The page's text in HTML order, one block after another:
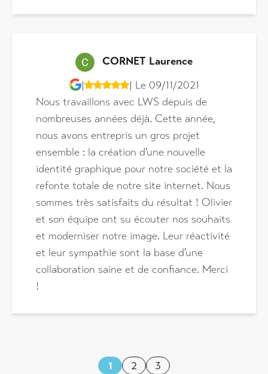
CORNET Laurence
|
| Le 09/11/2021
Nous travaillons avec LWS depuis de
nombreuses années déjà. Cette année,
nous avons entrepris un gros projet
ensemble : la création d'une nouvelle
identité graphique pour notre société et la
refonte totale de notre site internet. Nous
sommes très satisfaits du résultat ! Olivier
et son équipe ont su écouter nos souhaits
et moderniser notre image. Leur réactivité
et leur sympathie sont la base d'une
collaboration saine et de confiance. Merci
!
1 2 3